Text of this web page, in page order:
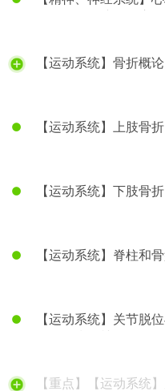
【运动系统】骨折概论
【运动系统】上肢骨折
【运动系统】下肢骨折
【运动系统】脊柱和
【运动系统】关节脱
【重点】【运动系统